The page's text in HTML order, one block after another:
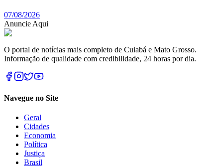
07/08/2026
Anuncie Aqui
O portal de notícias mais completo de Cuiabá e Mato Grosso.
Informação de qualidade com credibilidade, 24 horas por dia.
Navegue no Site
Geral
Cidades
Economia
Política
Justiça
Brasil